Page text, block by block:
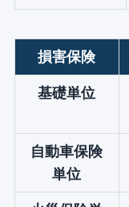
損害保険
基礎単位
自動車保険
単位